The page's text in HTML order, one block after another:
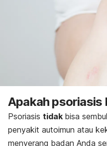
Apakah psoriasis
Psoriasis tidak bisa
penyakit autoimun atau
menyerang badan Anda